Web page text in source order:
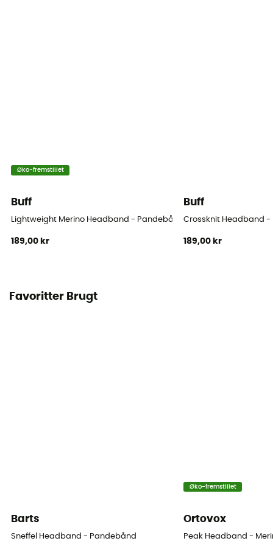
Øko-fremstillet
Buff
Lightweight Merino Headband - Pandebånd
189,00 kr
Buff
Crossknit Headband -
189,00 kr
Favoritter Brugt
Barts
Sneffel Headband - Pandebånd
Øko-fremstillet
Ortovox
Peak Headband -